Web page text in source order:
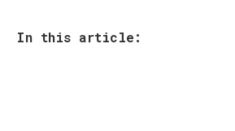
In this article: